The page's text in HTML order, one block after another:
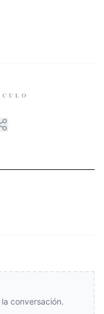
conversación.